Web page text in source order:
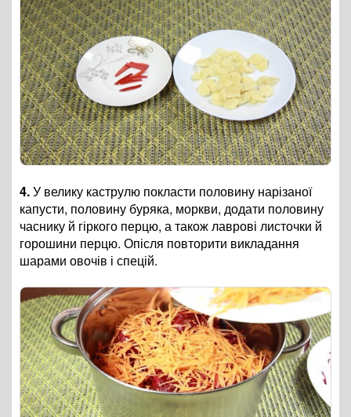
4.У велику каструлю покласти половину нарізаної
капусти, половину буряка, моркви, додати половину
часнику й гіркого перцю, а також лаврові листочки й
горошини перцю. Опісля повторити викладання
шарами овочів і спецій.